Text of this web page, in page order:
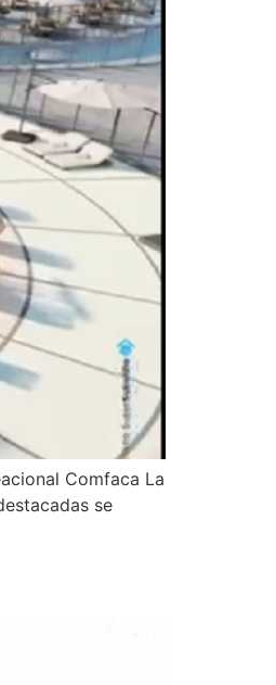
Comfaca La
se